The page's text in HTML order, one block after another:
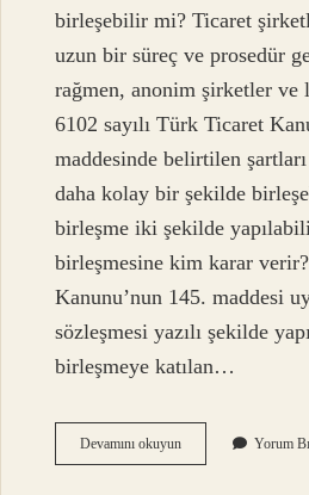
birleşebilir mi? Ticaret
uzun bir süreç ve prosedür
rağmen, anonim şirketler ve
6102 sayılı Türk Ticaret
maddesinde belirtilen
daha kolay bir şekilde
birleşme iki şekilde
birleşmesine kim karar
Kanunu’nun 145. maddesi
sözleşmesi yazılı şekilde
birleşmeye katılan…
Devamını okuyunLimited
Şirket
Yorum